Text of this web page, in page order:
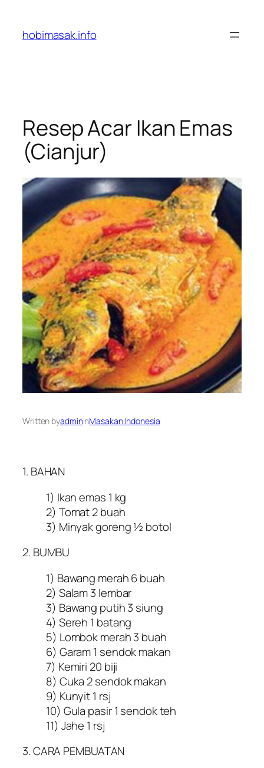
content
hobimasak.info
Resep Acar Ikan Emas
(Cianjur)
Written byadmininMasakan Indonesia
1. BAHAN
1) Ikan emas 1 kg
2) Tomat 2 buah
3) Minyak goreng ½ botol
2. BUMBU
1) Bawang merah 6 buah
2) Salam 3 lembar
3) Bawang putih 3 siung
4) Sereh 1 batang
5) Lombok merah 3 buah
6) Garam 1 sendok makan
7) Kemiri 20 biji
8) Cuka 2 sendok makan
9) Kunyit 1 rsj
10) Gula pasir 1 sendok teh
11) Jahe 1 rsj
3. CARA PEMBUATAN